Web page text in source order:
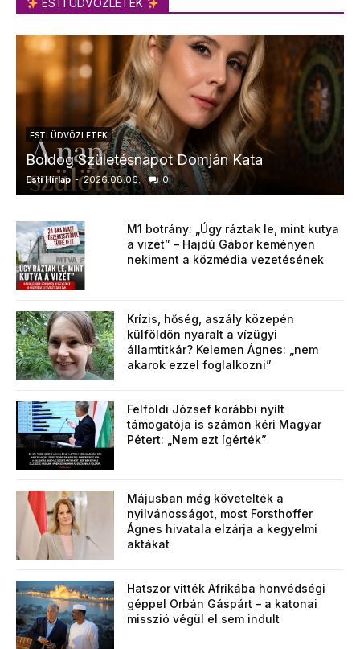
ESTI ÜDVÖZLETEK
ESTI ÜDVÖZLETEK
Boldog Születésnapot Domján Kata
Esti Hírlap - 2026.08.06. 0
M1 botrány: „Úgy ráztak le, mint kutya
a vizet” – Hajdú Gábor keményen
nekiment a közmédia vezetésének
Krízis, hőség, aszály közepén
külföldön nyaralt a vízügyi
államtitkár? Kelemen Ágnes: „nem
akarok ezzel foglalkozni”
Felföldi József korábbi nyílt
támogatója is számon kéri Magyar
Pétert: „Nem ezt ígérték”
Májusban még követelték a
nyilvánosságot, most Forsthoffer
Ágnes hivatala elzárja a kegyelmi
aktákat
Hatszor vitték Afrikába honvédségi
géppel Orbán Gáspárt – a katonai
misszió végül el sem indult